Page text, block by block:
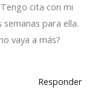
cita con mi
para ella.
vaya a más?
Responder